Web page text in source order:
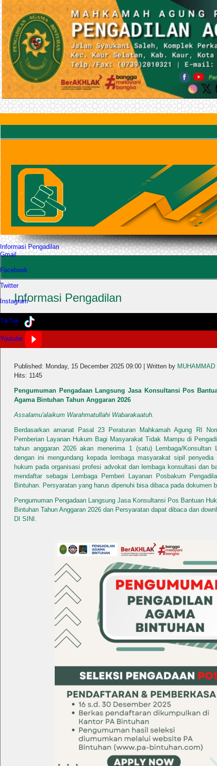
Informasi Pengadilan
Gmail
Facebook
Twitter
Instagram
TikTok
Youtube
Informasi Pengadilan
Pengumuman Pengadaan Langsung Jasa
Hukum (POSBAKUM) Pengadilan Agama
Published: Monday, 15 December 2025 09:00 Written by
Hits: 1145
Pengumuman Pengadaan Langsung Jasa Konsultansi Pos
Agama Bintuhan Tahun Anggaran 2026
Assalamu'alaikum Warahmatullahi Wabarakaatuh.
Berdasarkan amanat Pasal 23 Peraturan Mahkamah Agung RI
Pemberian Layanan Hukum Bagi Masyarakat Tidak Mampu di
tahun anggaran 2026 akan menerima 1 (satu) Lembaga/
dengan ini mengundang kepada lembaga masyarakat sipil
hukum pada organisasi profesi advokat dan lembaga konsultasi dan
mendaftar sebagai Lembaga Pemberi Layanan Posbakum
Bintuhan. Persyaratan yang harus dipenuhi bisa dibaca pada dokumen
Pengumuman Pengadaan Langsung Jasa Konsultansi Pos Bantuan
Bintuhan Tahun Anggaran 2026 dan Persyaratan dapat dibaca dan
DI SINI.